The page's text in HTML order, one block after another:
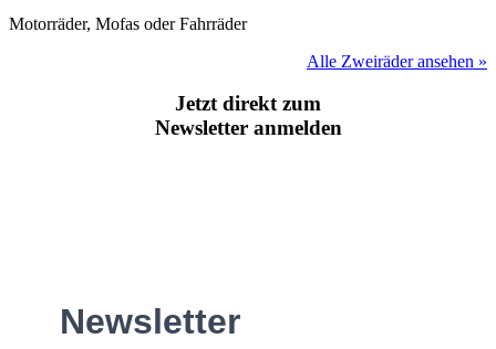
Motorräder, Mofas oder Fahrräder
Alle Zweiräder ansehen »
Jetzt direkt zum
Newsletter anmelden